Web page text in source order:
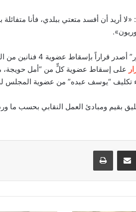
أريد أن أفسد متعتي ببلدي، فأنا
“مازن الناطور” أصدر
على إسقاط عضوية كلٍّ من “أمل
تكليف “يوسف عبده” من عضوية المجلس
بقيم ومبادئ العمل النقابي بحسب ما